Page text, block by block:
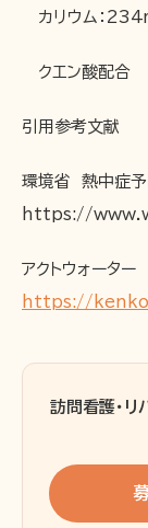
カリウム：
クエン酸配合
引用参考文献
環境省 熱中症
https://
アクトウォーター
https://
訪問看護・リ